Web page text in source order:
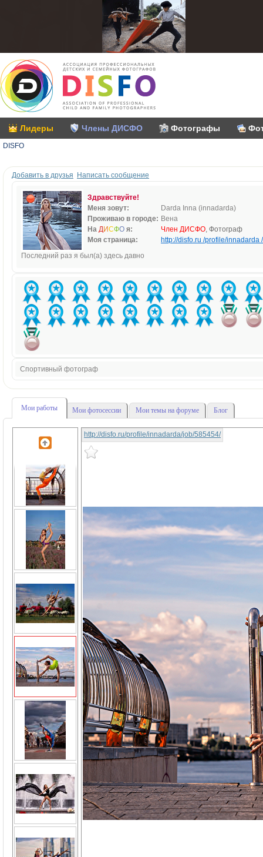
Лидеры Члены ДИСФО Фотографы
DISFO
Добавить в друзья Написать сообщение
Здравствуйте!
Меня зовут:
Darda Inna (innadarda)
Проживаю в городе: Вена
На ДИСФО я: Член ДИСФО, Фотограф
Моя страница:
http://disfo.ru /profile/innadarda /
Последний раз я был(а) здесь давно
Спортивный фотограф
Мои работы Мои фотосессии Мои темы на форуме Блог
http://disfo.ru/profile/innadarda/job/585454/